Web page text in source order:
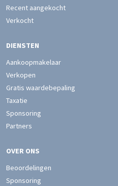
Recent aangekocht
Verkocht
DIENSTEN
Aankoopmakelaar
Verkopen
Gratis waardebepaling
Taxatie
Sponsoring
Partners
OVER ONS
Beoordelingen
Sponsoring